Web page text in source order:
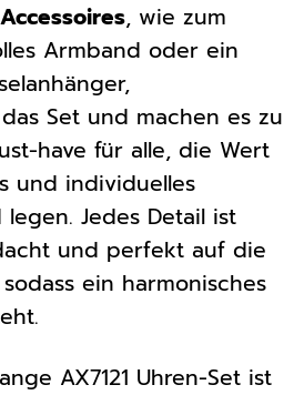
Accessoires, wie zum
Armband oder ein
Set und machen es zu
have für alle, die Wert
und individuelles
Jedes Detail ist
und perfekt auf die
ein harmonisches
AX7121 Uhren-Set ist